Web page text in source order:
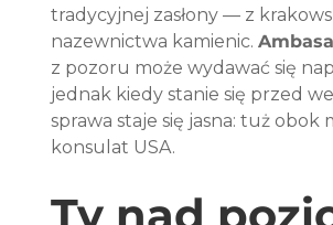
tradycyjnej zasłony — z
nazewnictwa kamienic.
z pozoru może wydawać się
jednak kiedy stanie się przed
sprawa staje się jasna: tuż obok
konsulat USA.